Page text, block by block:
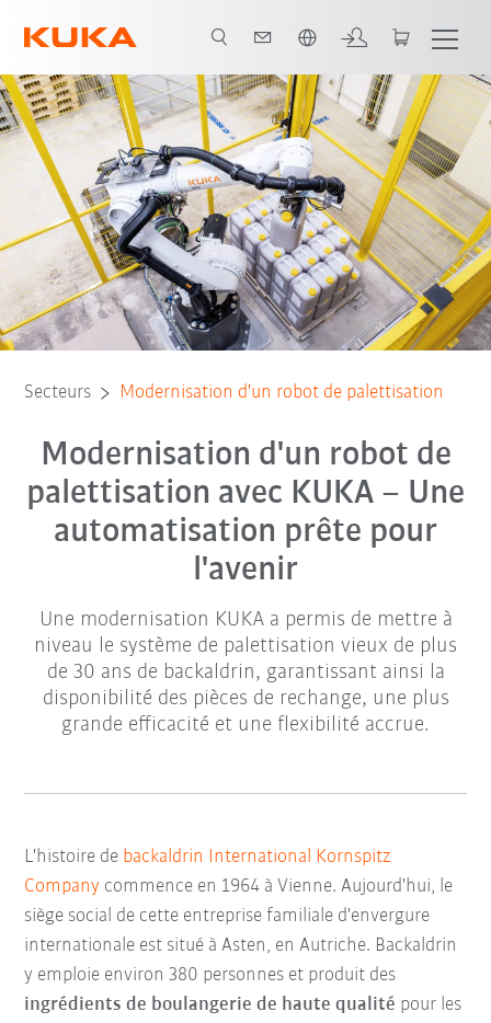
Secteurs Modernisation d'un robot de palettisation
Modernisation d'un robot de
palettisation avec KUKA – Une
automatisation prête pour
l'avenir
Une modernisation KUKA a permis de mettre à
niveau le système de palettisation vieux de plus
de 30 ans de backaldrin, garantissant ainsi la
disponibilité des pièces de rechange, une plus
grande efficacité et une flexibilité accrue.
L'histoire de backaldrin International Kornspitz
Company commence en 1964 à Vienne. Aujourd'hui, le
siège social de cette entreprise familiale d'envergure
internationale est situé à Asten, en Autriche. Backaldrin
y emploie environ 380 personnes et produit des
ingrédients de boulangerie de haute qualité pour les